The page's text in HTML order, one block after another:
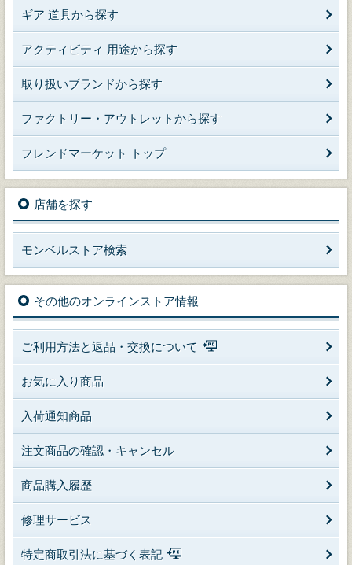
ギア 道具から探す
アクティビティ 用途から探す
取り扱いブランドから探す
ファクトリー・アウトレットから探す
フレンドマーケット トップ
店舗を探す
モンベルストア検索
その他のオンラインストア情報
ご利用方法と返品・交換について
お気に入り商品
入荷通知商品
注文商品の確認・キャンセル
商品購入履歴
修理サービス
特定商取引法に基づく表記